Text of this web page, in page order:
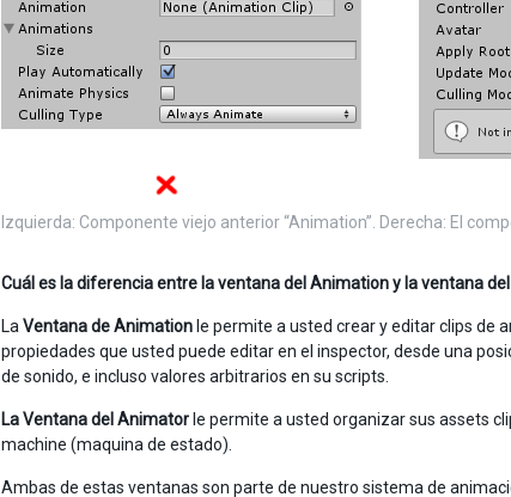
Izquierda: Componente viejo anterior “Animation”. Derecha: El
Cuál es la diferencia entre la ventana del Animation y la ventana
La Ventana de Animation le permite a usted crear y editar clips de
propiedades que usted puede editar en el inspector, desde una
de sonido, e incluso valores arbitrarios en su scripts.
La Ventana del Animator le permite a usted organizar sus assets
machine (maquina de estado).
Ambas de estas ventanas son parte de nuestro sistema de